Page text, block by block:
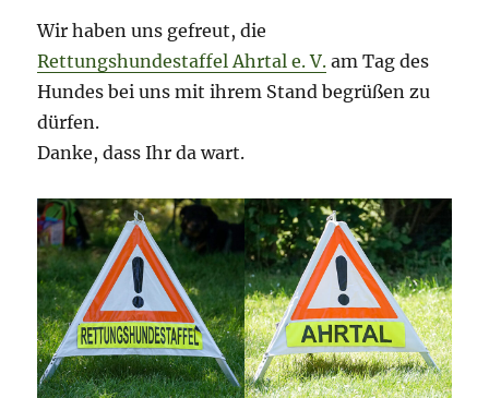
Wir haben uns gefreut, die
Rettungshundestaffel Ahrtal e. V. am Tag des
Hundes bei uns mit ihrem Stand begrüßen zu
dürfen.
Danke, dass Ihr da wart.